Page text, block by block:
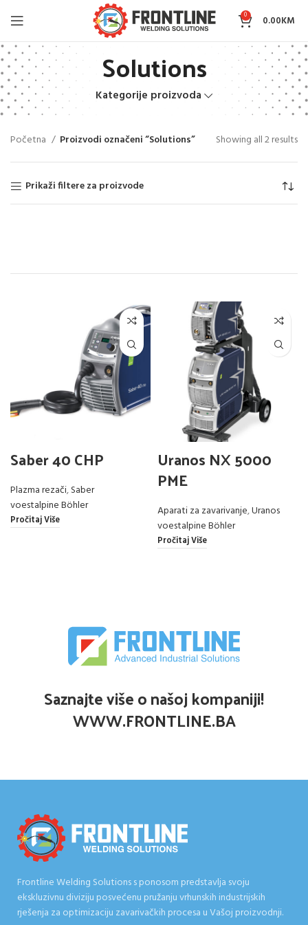
0 0.00KM
Solutions
Kategorije proizvoda
Početna Proizvodi označeni “Solutions” Showing all 2 results
Prikaži filtere za proizvode
Saber 40 CHP
Plazma rezači,Saber
voestalpine Böhler
Pročitaj Više
Uranos NX 5000
PME
Aparati za zavarivanje,Uranos
voestalpine Böhler
Pročitaj Više
Saznajte više o našoj kompaniji!
WWW.FRONTLINE.BA
Frontline Welding Solutions s ponosom predstavlja svoju
ekskluzivnu diviziju posvećenu pružanju vrhunskih industrijskih
rješenja za optimizaciju zavarivačkih procesa u Vašoj proizvodnji.